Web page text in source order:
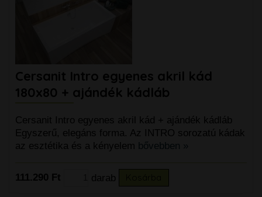
Cersanit Intro egyenes akril kád
180x80 + ajándék kádláb
Cersanit Intro egyenes akril kád + ajándék kádláb
Egyszerű, elegáns forma. Az INTRO sorozatú kádak
az esztétika és a kényelem bővebben »
111.290 Ft darab